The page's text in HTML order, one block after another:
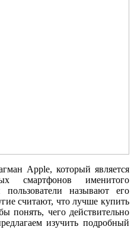
Apple, который является
смартфонов именитого
называют его
считают, что лучше купить
чего действительно
изучить подробный